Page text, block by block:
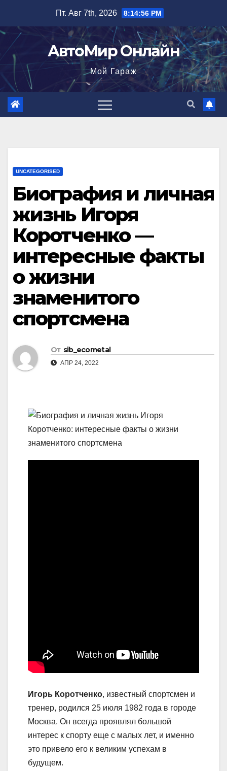
содержимому
Пт. Авг 7th, 2026 8:14:57 PM
АвтоМир Онлайн
Мой Гараж
UNCATEGORISED
Биография и личная
жизнь Игоря
Коротченко —
интересные факты
о жизни
знаменитого
спортсмена
От sib_ecometal
АПР 24, 2022
Игорь Коротченко, известный спортсмен и
тренер, родился 25 июля 1982 года в городе
Москва. Он всегда проявлял большой
интерес к спорту еще с малых лет, и именно
это привело его к великим успехам в
будущем.